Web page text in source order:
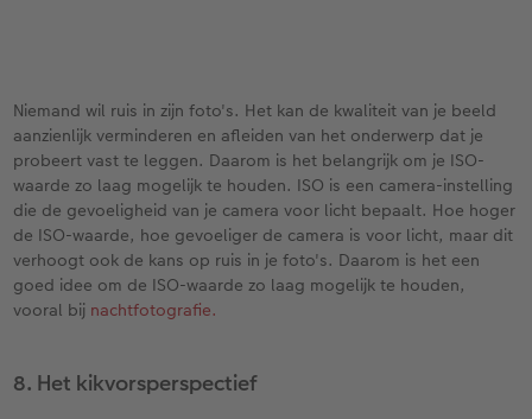
Niemand wil ruis in zijn foto's. Het kan de kwaliteit van je beeld
aanzienlijk verminderen en afleiden van het onderwerp dat je
probeert vast te leggen. Daarom is het belangrijk om je ISO-
waarde zo laag mogelijk te houden. ISO is een camera-instelling
die de gevoeligheid van je camera voor licht bepaalt. Hoe hoger
de ISO-waarde, hoe gevoeliger de camera is voor licht, maar dit
verhoogt ook de kans op ruis in je foto's. Daarom is het een
goed idee om de ISO-waarde zo laag mogelijk te houden,
vooral bij nachtfotografie.
8. Het kikvorsperspectief